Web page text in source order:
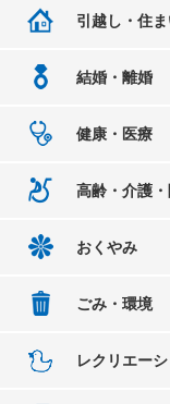
引越し・住
結婚・離婚
健康・医療
高齢・介護
おくやみ
ごみ・環境
レクリエー